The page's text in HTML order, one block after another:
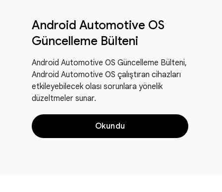
Android Automotive OS
Güncelleme Bülteni
Android Automotive OS Güncelleme Bülteni,
Android Automotive OS çalıştıran cihazları
etkileyebilecek olası sorunlara yönelik
düzeltmeler sunar.
Okundu